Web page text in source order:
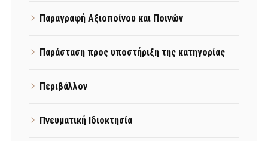
Παραγραφή Αξιοποίνου και Ποινών
Παράσταση προς υποστήριξη της κατηγορίας
Περιβάλλον
Πνευματική Ιδιοκτησία